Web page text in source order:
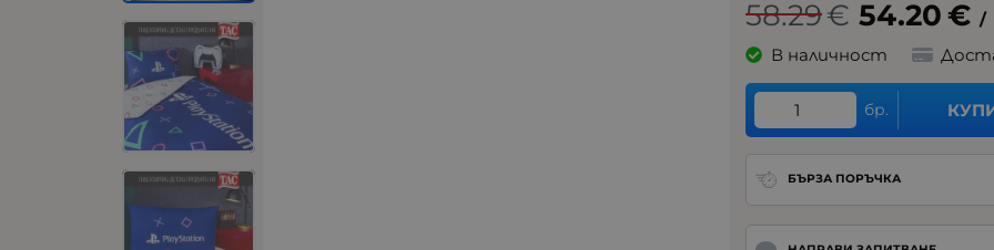
58.29€ 54.20€ /
В наличност
бр.
БЪРЗА ПОРЪЧКА